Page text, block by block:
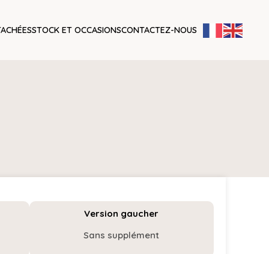
STOCK ET OCCASIONSCONTACTEZ-NOUS
Version gaucher
Sans supplément